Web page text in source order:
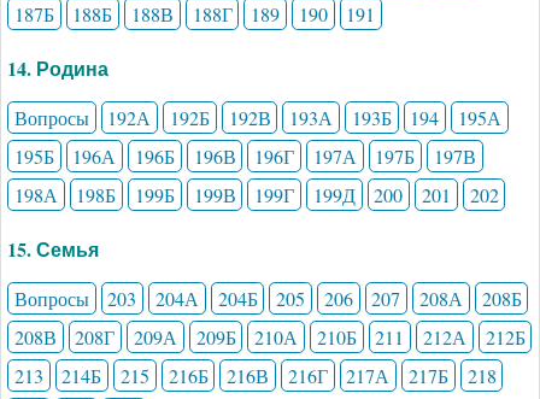
187Б
188Б 188В 188Г 189 190 191
14. Родина
Вопросы 192А 192Б 192В 193А 193Б 194
195А
195Б
196А 196Б 196В 196Г 197А 197Б
197В
198А
198Б 199Б 199В 199Г 199Д 200 201 202
15. Семья
Вопросы 203 204А 204Б 205 206 207 208А
208Б
208В
208Г 209А 209Б 210А 210Б 211 212А
212Б
213
214Б 215 216Б 216В 216Г 217А 217Б
218